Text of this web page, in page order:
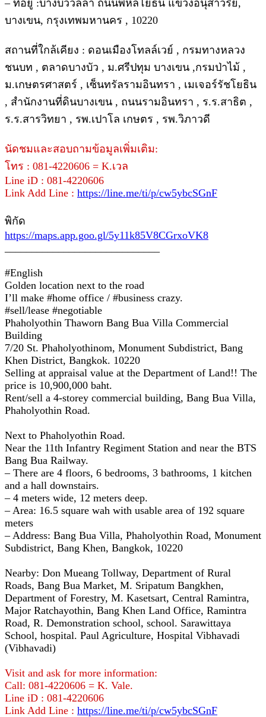
– ที่อยู่ :บางบัววิลล่า ถนนพหลโยธิน แขวงอนุสาวรีย์,
บางเขน, กรุงเทพมหานคร , 10220
สถานที่ใกล้เคียง : ดอนเมืองโทลล์เวย์ , กรมทางหลวง
ชนบท , ตลาดบางบัว , ม.ศรีปทุม บางเขน ,กรมป่าไม้ ,
ม.เกษตรศาสตร์ , เซ็นทรัลรามอินทรา , เมเจอร์รัชโยธิน
, สำนักงานที่ดินบางเขน , ถนนรามอินทรา , ร.ร.สาธิต ,
ร.ร.สารวิทยา , รพ.เปาโล เกษตร , รพ.วิภาวดี
นัดชมและสอบถามข้อมูลเพิ่มเติม:
โทร : 081-4220606 = K.เวล
Line iD : 081-4220606
Link Add Line : https://line.me/ti/p/cw5ybcSGnF
พิกัด
https://maps.app.goo.gl/5y11k85V8CGrxoVK8
#English
Golden location next to the road
I’ll make #home office / #business crazy.
#sell/lease #negotiable
Phaholyothin Thaworn Bang Bua Villa Commercial
Building
7/20 St. Phaholyothinom, Monument Subdistrict, Bang
Khen District, Bangkok. 10220
Selling at appraisal value at the Department of Land!! The
price is 10,900,000 baht.
Rent/sell a 4-storey commercial building, Bang Bua Villa,
Phaholyothin Road.
Next to Phaholyothin Road.
Near the 11th Infantry Regiment Station and near the BTS
Bang Bua Railway.
– There are 4 floors, 6 bedrooms, 3 bathrooms, 1 kitchen
and a hall downstairs.
– 4 meters wide, 12 meters deep.
– Area: 16.5 square wah with usable area of 192 square
meters
– Address: Bang Bua Villa, Phaholyothin Road, Monument
Subdistrict, Bang Khen, Bangkok, 10220
Nearby: Don Mueang Tollway, Department of Rural
Roads, Bang Bua Market, M. Sripatum Bangkhen,
Department of Forestry, M. Kasetsart, Central Ramintra,
Major Ratchayothin, Bang Khen Land Office, Ramintra
Road, R. Demonstration school, school. Sarawittaya
School, hospital. Paul Agriculture, Hospital Vibhavadi
(Vibhavadi)
Visit and ask for more information:
Call: 081-4220606 = K. Vale.
Line iD : 081-4220606
Link Add Line : https://line.me/ti/p/cw5ybcSGnF